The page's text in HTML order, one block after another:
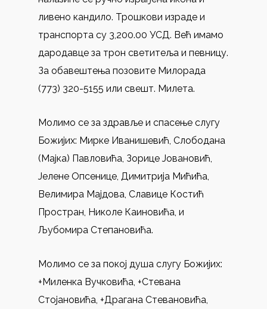
ливено кандило. Трошкови израде и
транспорта су 3,200.00 УСД. Већ имамо
дародавце за трон светитеља и певницу.
За обавештења позовите Милорада
(773) 320-5155 или свешт. Милета.
Молимо се за здравље и спасење слугу
Божијих: Мирке Иванишевић, Слободана
(Мајка) Павловића, Зорице Јовановић,
Јелене Опсенице, Димитрија Мићића,
Велимира Мајдова, Славице Костић
Простран, Николe Каиновића, и
Љубомира Степановића.
Молимо се за покој душа слугу Божијих:
+Миленка Вучковића, +Стевана
Стојановића, +Драгана Стевановића,